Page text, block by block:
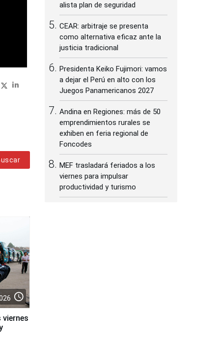
access_time
alista plan de seguridad
CEAR: arbitraje se presenta
como alternativa eficaz ante la
justicia tradicional
Presidenta Keiko Fujimori: vamos
a dejar el Perú en alto con los
Juegos Panamericanos 2027
Andina en Regiones: más de 50
emprendimientos rurales se
exhiben en feria regional de
Foncodes
MEF trasladará feriados a los
viernes para impulsar
productividad y turismo